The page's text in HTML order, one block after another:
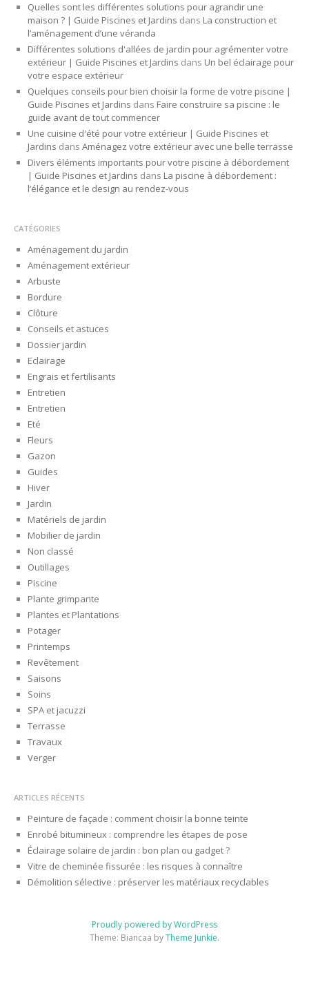
Quelles sont les différentes solutions pour agrandir une
maison ? | Guide Piscines et Jardins dans La construction et
l’aménagement d’une véranda
Différentes solutions d'allées de jardin pour agrémenter votre
extérieur | Guide Piscines et Jardins dans Un bel éclairage pour
votre espace extérieur
Quelques conseils pour bien choisir la forme de votre piscine |
Guide Piscines et Jardins dans Faire construire sa piscine : le
guide avant de tout commencer
Une cuisine d'été pour votre extérieur | Guide Piscines et
Jardins dans Aménagez votre extérieur avec une belle terrasse
Divers éléments importants pour votre piscine à débordement
| Guide Piscines et Jardins dans La piscine à débordement :
l’élégance et le design au rendez-vous
CATÉGORIES
Aménagement du jardin
Aménagement extérieur
Arbuste
Bordure
Clôture
Conseils et astuces
Dossier jardin
Eclairage
Engrais et fertilisants
Entretien
Entretien
Eté
Fleurs
Gazon
Guides
Hiver
Jardin
Matériels de jardin
Mobilier de jardin
Non classé
Outillages
Piscine
Plante grimpante
Plantes et Plantations
Potager
Printemps
Revêtement
Saisons
Soins
SPA et jacuzzi
Terrasse
Travaux
Verger
ARTICLES RÉCENTS
Peinture de façade : comment choisir la bonne teinte
Enrobé bitumineux : comprendre les étapes de pose
Éclairage solaire de jardin : bon plan ou gadget ?
Vitre de cheminée fissurée : les risques à connaître
Démolition sélective : préserver les matériaux recyclables
Proudly powered by WordPress
Theme: Biancaa byTheme Junkie.